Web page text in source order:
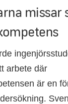
missar
arbete där
är en